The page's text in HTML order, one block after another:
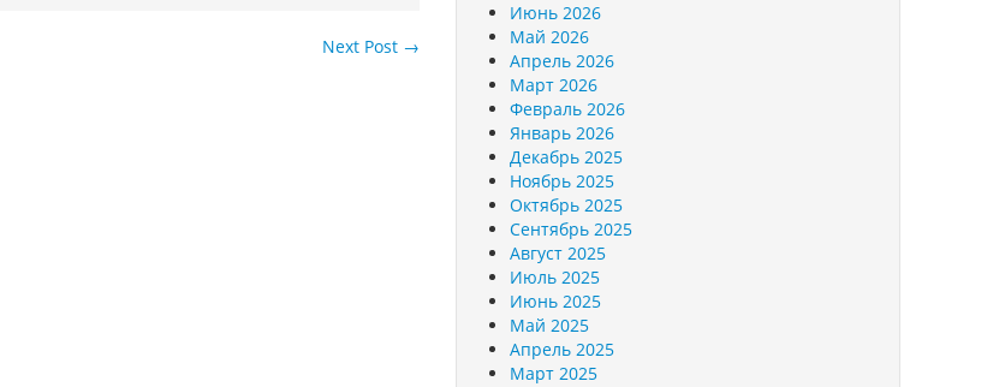
Next Post →
Июнь 2026
Май 2026
Апрель 2026
Март 2026
Февраль 2026
Январь 2026
Декабрь 2025
Ноябрь 2025
Октябрь 2025
Сентябрь 2025
Август 2025
Июль 2025
Июнь 2025
Май 2025
Апрель 2025
Март 2025